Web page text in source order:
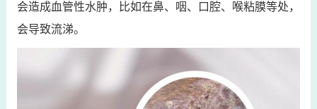
会造成血管性水肿，比如在鼻、咽、口腔、喉粘膜等处，
会导致流涕。